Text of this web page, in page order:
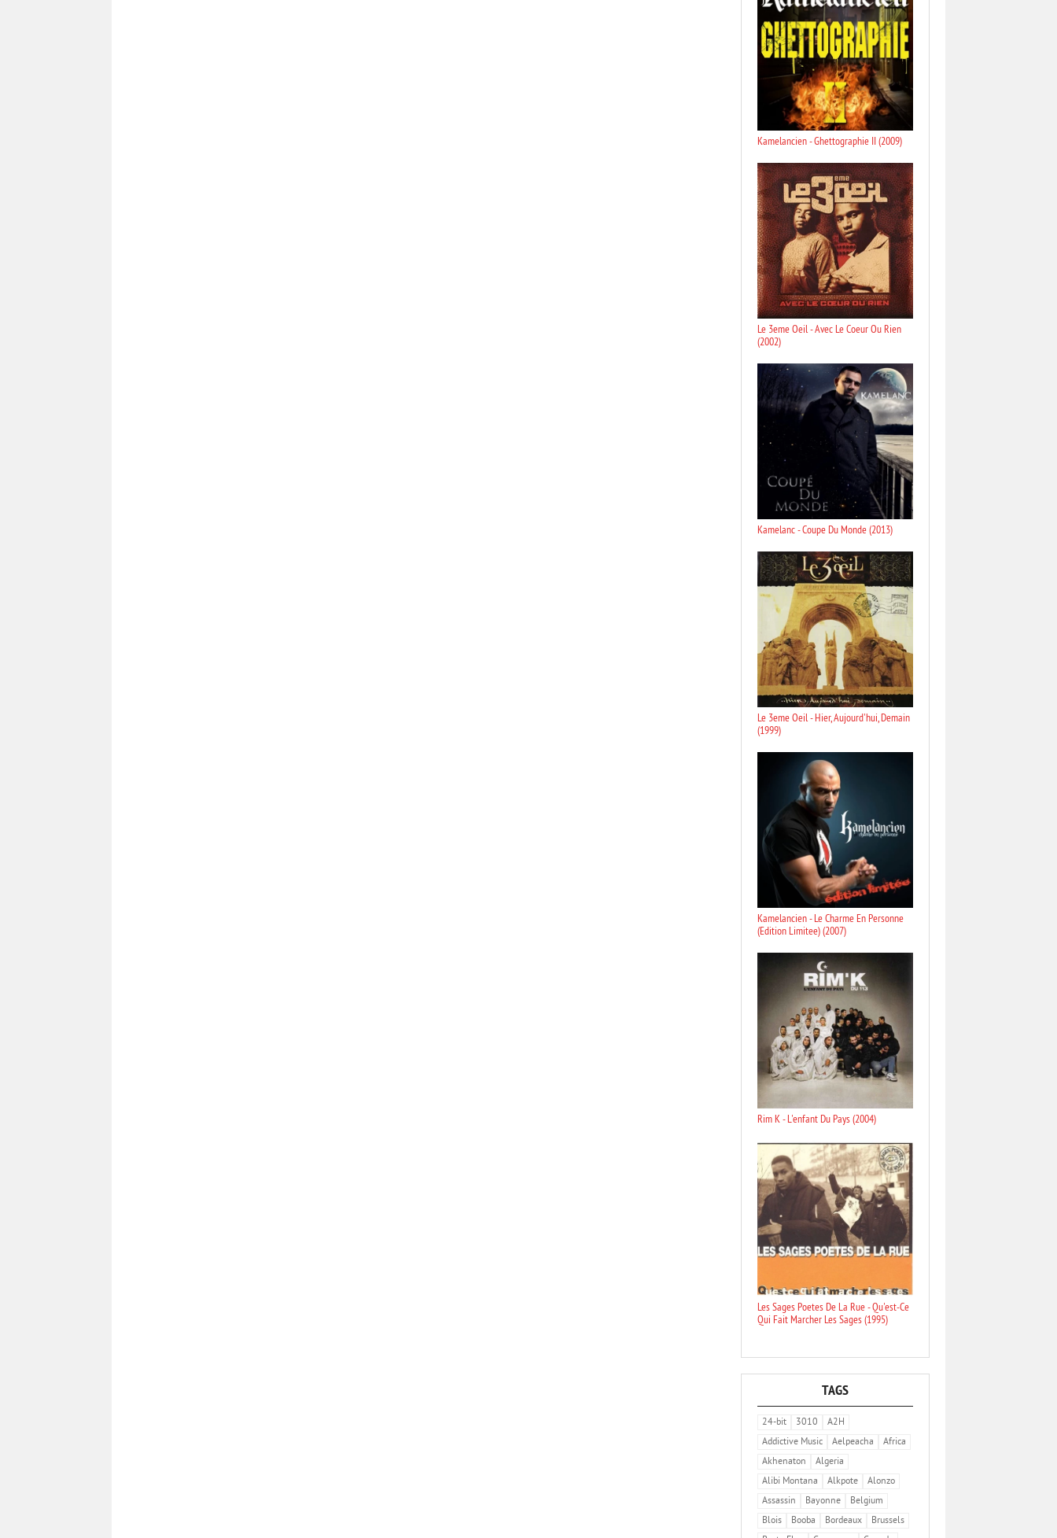
Kamelancien - Ghettographie II (2009)
Le 3eme Oeil - Avec Le Coeur Ou Rien
(2002)
Kamelanc - Coupe Du Monde (2013)
Le 3eme Oeil - Hier, Aujourd'hui, Demain
(1999)
Kamelancien - Le Charme En Personne
(Edition Limitee) (2007)
Rim K - L'enfant Du Pays (2004)
Les Sages Poetes De La Rue - Qu'est-Ce
Qui Fait Marcher Les Sages (1995)
TAGS
24-bit 3010
A2H
Addictive Music
Aelpeacha
Africa
Akhenaton
Algeria
Alibi Montana
Alkpote
Alonzo
Assassin
Bayonne
Belgium
Blois
Booba Bordeaux
Brussels